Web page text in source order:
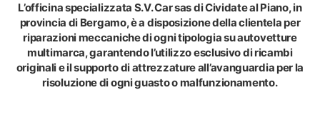
L’officina specializzata S.V. Car sas di Cividate al Piano, in
provincia di Bergamo, è a disposizione della clientela per
riparazioni meccaniche di ogni tipologia su autovetture
multimarca, garantendo l’utilizzo esclusivo di ricambi
originali e il supporto di attrezzature all’avanguardia per la
risoluzione di ogni guasto o malfunzionamento.